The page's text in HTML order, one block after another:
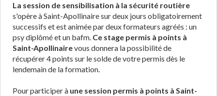
La session de sensibilisation à la sécurité routière
s'opère à Saint-Apollinaire sur deux jours obligatoirement
successifs et est animée par deux formateurs agréés : un
psy diplômé et un bafm. Ce stage permis à points à
Saint-Apollinairevous donnera la possibilité de
récupérer 4 points sur le solde de votre permis dès le
lendemain de la formation.
Pour participer à une session permis à points à Saint-